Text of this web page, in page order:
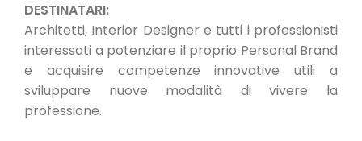
DESTINATARI:
Architetti, Interior Designer e tutti i professionisti
interessati a potenziare il proprio Personal Brand
e acquisire competenze innovative utili a
sviluppare nuove modalità di vivere la
professione.